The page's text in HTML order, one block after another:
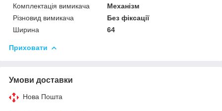
Комплектація вимикача
Механізм
Різновид вимикача
Без фіксації
Ширина
64
Приховати
Умови доставки
Нова Пошта